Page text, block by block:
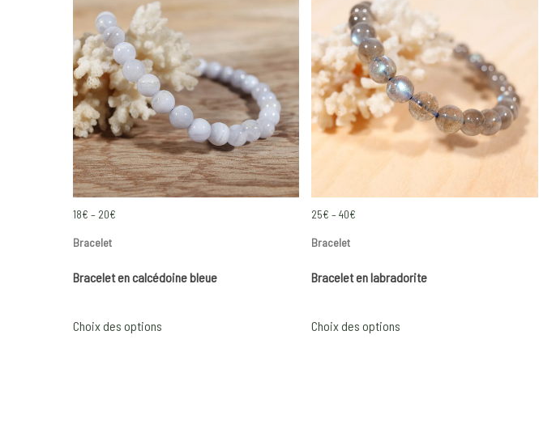
18€ – 20€
through
Bracelet
Bracelet en calcédoine bleue
Choix des options
25€ – 40€
through
Bracelet
Bracelet en labradorite
Choix des options